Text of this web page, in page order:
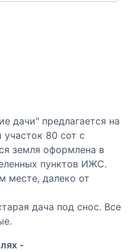
дачи" предлагается на
80 сот с
земля оформлена в
пунктов ИЖС.
месте, далеко от
дача под снос. Все
-